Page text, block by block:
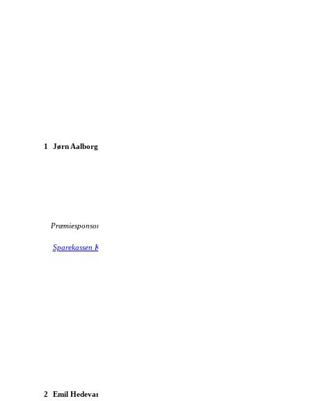
1 Jørn Aalborg
Præmiesponsor:
Sparekassen Kronjylland
2 Emil Hedevang